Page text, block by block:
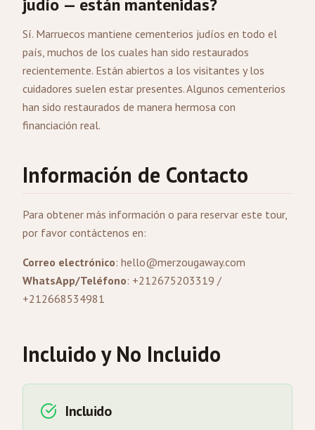
judío — están mantenidas?
Sí. Marruecos mantiene cementerios judíos en todo el
país, muchos de los cuales han sido restaurados
recientemente. Están abiertos a los visitantes y los
cuidadores suelen estar presentes. Algunos cementerios
han sido restaurados de manera hermosa con
financiación real.
Información de Contacto
Para obtener más información o para reservar este tour,
por favor contáctenos en:
Correo electrónico: hello@merzougaway.com
WhatsApp/Teléfono: +212675203319 /
+212668534981
Incluido y No Incluido
Incluido